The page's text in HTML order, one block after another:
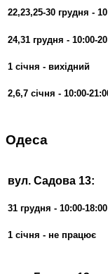
22,23,25-30 грудня -
24,31 грудня - 10:00-
1 січня - вихідний
2,6,7 січня - 10:00-
Одеса
вул. Садова 13:
31 грудня - 10:00-18:00
1 січня - не працює